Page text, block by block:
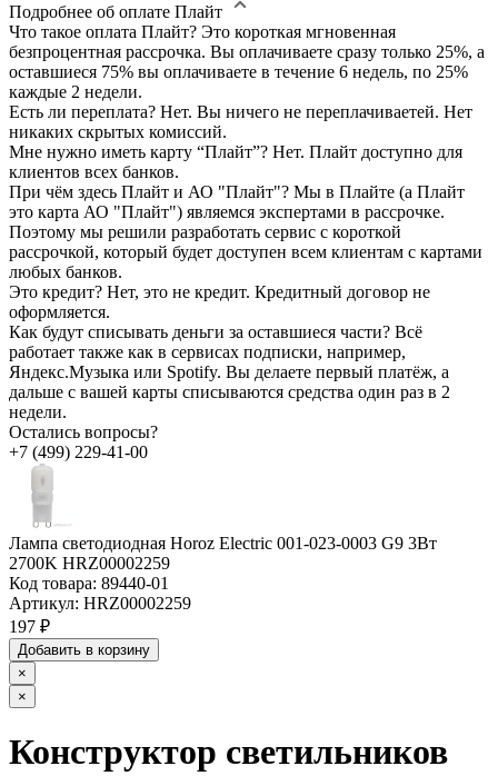
Подробнее об оплате Плайт
Что такое оплата Плайт? Это короткая мгновенная
безпроцентная рассрочка. Вы оплачиваете сразу только 25%, а
оставшиеся 75% вы оплачиваете в течение 6 недель, по 25%
каждые 2 недели.
Есть ли переплата? Нет. Вы ничего не переплачиваетей. Нет
никаких скрытых комиссий.
Мне нужно иметь карту “Плайт”? Нет. Плайт доступно для
клиентов всех банков.
При чём здесь Плайт и АО "Плайт"? Мы в Плайте (а Плайт
это карта АО "Плайт") являемся экспертами в рассрочке.
Поэтому мы решили разработать сервис с короткой
рассрочкой, который будет доступен всем клиентам с картами
любых банков.
Это кредит? Нет, это не кредит. Кредитный договор не
оформляется.
Как будут списывать деньги за оставшиеся части? Всё
работает также как в сервисах подписки, например,
Яндекс.Музыка или Spotify. Вы делаете первый платёж, а
дальше с вашей карты списываются средства один раз в 2
недели.
Остались вопросы?
+7 (499) 229-41-00
Лампа светодиодная Horoz Electric 001-023-0003 G9 3Вт
2700K HRZ00002259
Код товара: 89440-01
Артикул: HRZ00002259
197 ₽
Добавить в корзину
×
×
Конструктор светильников